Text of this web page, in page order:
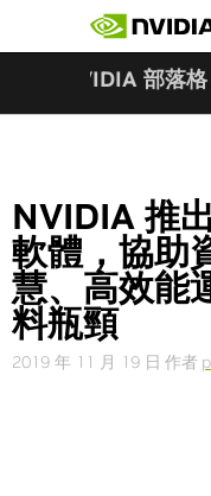
NVIDIA 部落格
NVIDIA 推
軟體，協助
慧、高效能
料瓶頸
2019 年 11 月 19 日 作者